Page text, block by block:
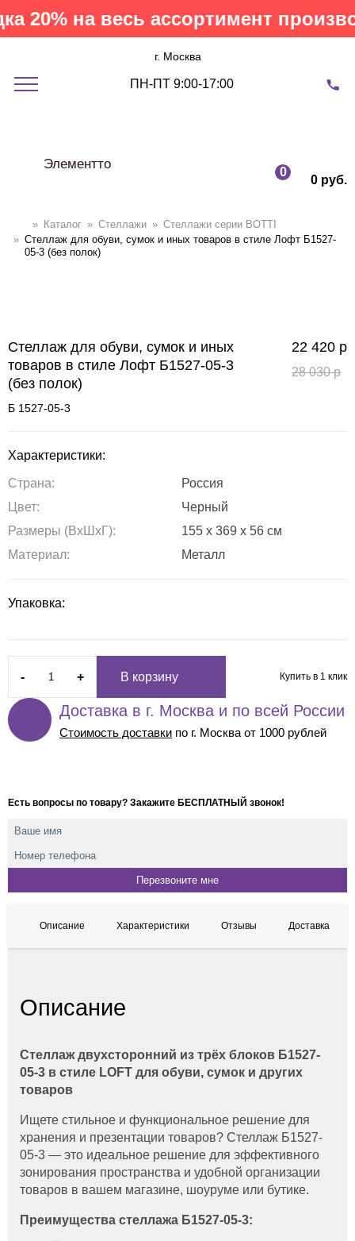
20% на весь ассортимент
г. Москва
ПН-ПТ 9:00-17:00
Элементто
0
0 руб.
» Каталог » Стеллажи » Cтеллажи серии BOTTI
» Стеллаж для обуви, сумок и иных товаров в стиле Лофт Б1527-
05-3 (без полок)
Стеллаж для обуви, сумок и иных
товаров в стиле Лофт Б1527-05-3
(без полок)
Б 1527-05-3
22 420 р
28 030р
Характеристики:
Страна:
Россия
Цвет:
Черный
Размеры (ВxШxГ):
155 x 369 x 56 см
Материал:
Металл
Упаковка:
- + В корзину Купить в 1 клик
Доставка в г. Москва и по всей России
Стоимость доставки по г. Москва от 1000 рублей
Есть вопросы по товару? Закажите БЕСПЛАТНЫЙ звонок!
Описание Характеристики Отзывы Доставка
Описание
Стеллаж двухсторонний из трёх блоков Б1527-
05-3 в стиле LOFT для обуви, сумок и других
товаров
Ищете стильное и функциональное решение для
хранения и презентации товаров? Стеллаж Б1527-
05-3 — это идеальное решение для эффективного
зонирования пространства и удобной организации
товаров в вашем магазине, шоуруме или бутике.
Преимущества стеллажа Б1527-05-3: